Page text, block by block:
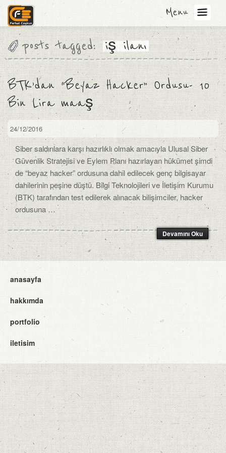
Menu
posts tagged: iş ilanı
BTK’dan “Beyaz Hacker” Ordusu- 10
Bin Lira maaş
24/12/2016
Siber saldırılara karşı hazırlıklı olmak amacıyla Ulusal Siber
Güvenlik Stratejisi ve Eylem Planı hazırlayan hükümet şimdi
de “beyaz hacker” ordusuna dahil edilecek genç bilgisayar
dahilerinin peşine düştü. Bilgi Teknolojileri ve İletişim Kurumu
(BTK) tarafından test edilerek alınacak bilişimciler, hacker
ordusuna …
Devamını Oku
anasayfa
hakkımda
portfolio
iletisim